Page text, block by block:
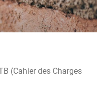
(Cahier des Charges